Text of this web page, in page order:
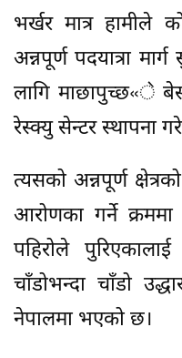
भर्खर मात्र हामीले
अन्नपूर्ण पदयात्रा
लागि माछापुच्छ«े बेस
रेस्क्यु सेन्टर स्थापना
त्यसको अन्नपूर्ण
आरोणका गर्ने क्रममा
पहिरोले
चाँडोभन्दा चाँडो
नेपालमा भएको छ।